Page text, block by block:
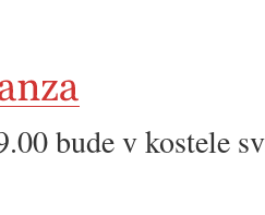
bude v kostele